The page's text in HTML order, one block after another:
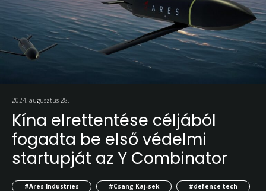
2024. augusztus 28.
Kína elrettentése céljából
fogadta be első védelmi
startupját az Y Combinator
#Ares Industries #Csang Kaj-sek
#defence tech